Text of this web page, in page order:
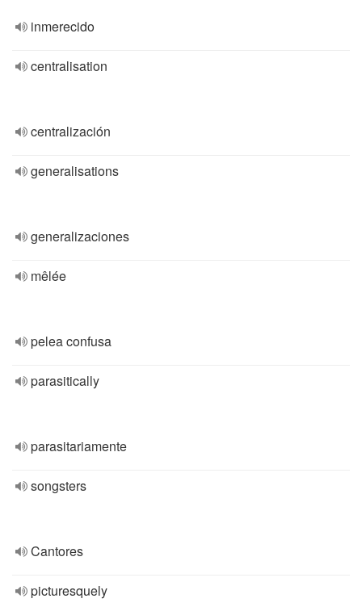
inmerecido
centralisation
centralización
generalisations
generalizaciones
mêlée
pelea confusa
parasitically
parasitariamente
songsters
Cantores
picturesquely